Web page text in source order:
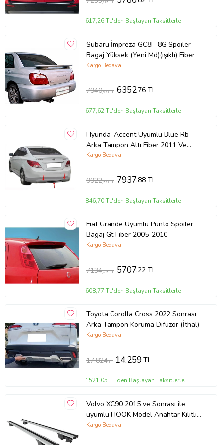
,53 TL
617,26 TL'den Başlayan Taksitlerle
Subaru İmpreza GC8F-8G Spoiler
Bagaj Yüksek (Yeni Md)(ışıklı) Fiber
Kargo Bedava
7940,95 TL 6352,76 TL
677,62 TL'den Başlayan Taksitlerle
Hyundai Accent Uyumlu Blue Rb
Arka Tampon Altı Fiber 2011 Ve
Sonrası
Kargo Bedava
9922,35 TL 7937,88 TL
846,70 TL'den Başlayan Taksitlerle
Fiat Grande Uyumlu Punto Spoiler
Bagaj Gt Fiber 2005-2010
Kargo Bedava
7134,03 TL 5707,22 TL
608,77 TL'den Başlayan Taksitlerle
Toyota Corolla Cross 2022 Sonrası
Arka Tampon Koruma Difüzör (İthal)
Kargo Bedava
17.824TL 14.259TL
1521,05 TL'den Başlayan Taksitlerle
Volvo XC90 2015 ve Sonrası ile
uyumlu HOOK Model Anahtar Kilitli
Ara Atkı Tavan Barı GRİ
Kargo Bedava